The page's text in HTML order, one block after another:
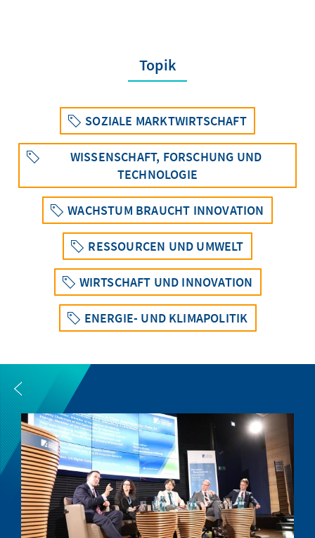
Topik
SOZIALE MARKTWIRTSCHAFT
WISSENSCHAFT, FORSCHUNG UND
TECHNOLOGIE
WACHSTUM BRAUCHT INNOVATION
RESSOURCEN UND UMWELT
WIRTSCHAFT UND INNOVATION
ENERGIE- UND KLIMAPOLITIK